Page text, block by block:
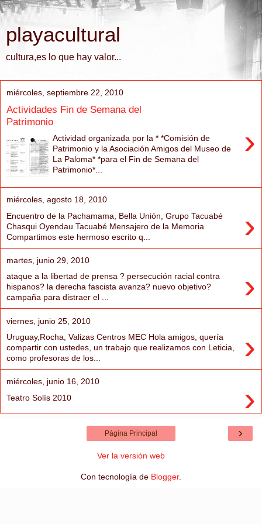
playacultural
cultura,es lo que hay valor...
miércoles, septiembre 22, 2010
Actividades Fin de Semana del
Patrimonio
›
Actividad organizada por la * *Comisión de
Patrimonio y la Asociación Amigos del Museo de
La Paloma* *para el Fin de Semana del
Patrimonio*...
miércoles, agosto 18, 2010
›
Encuentro de la Pachamama, Bella Unión, Grupo Tacuabé
Chasqui Oyendau Tacuabé Mensajero de la Memoria
Compartimos este hermoso escrito q...
martes, junio 29, 2010
›
ataque a la libertad de prensa ? persecución racial contra
hispanos? la derecha fascista avanza? nuevo objetivo?
campaña para distraer el ...
viernes, junio 25, 2010
›
Uruguay,Rocha, Valizas Centros MEC Hola amigos, quería
compartir con ustedes, un trabajo que realizamos con Leticia,
como profesoras de los...
miércoles, junio 16, 2010 ›
Teatro Solís 2010
›
Página Principal
Ver la versión web
Con tecnología de Blogger.